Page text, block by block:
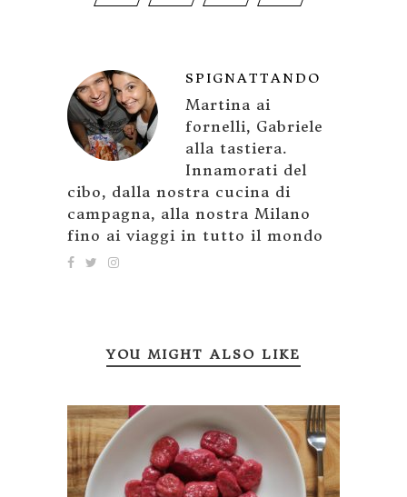
SPIGNATTANDO
Martina ai
fornelli, Gabriele
alla tastiera.
Innamorati del
cibo, dalla nostra cucina di
campagna, alla nostra Milano
fino ai viaggi in tutto il mondo
YOU MIGHT ALSO LIKE